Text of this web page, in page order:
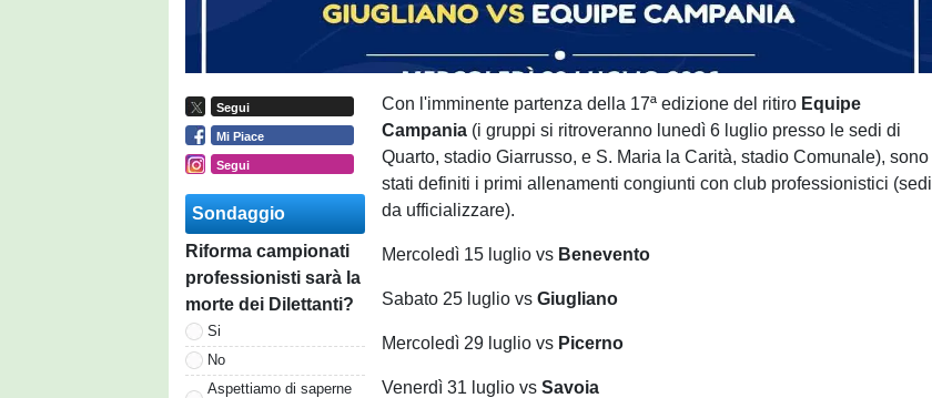
Segui
Mi Piace
Segui
Sondaggio
Riforma campionati
professionisti sarà la
morte dei Dilettanti?
Si
No
Aspettiamo di saperne
Con l'imminente partenza della 17ª edizione del ritiro Equipe
Campania (i gruppi si ritroveranno lunedì 6 luglio presso le sedi di
Quarto, stadio Giarrusso, e S. Maria la Carità, stadio Comunale), sono
stati definiti i primi allenamenti congiunti con club professionistici (sedi
da ufficializzare).
Mercoledì 15 luglio vs Benevento
Sabato 25 luglio vsGiugliano
Mercoledì 29 luglio vs Picerno
Venerdì 31 luglio vsSavoia